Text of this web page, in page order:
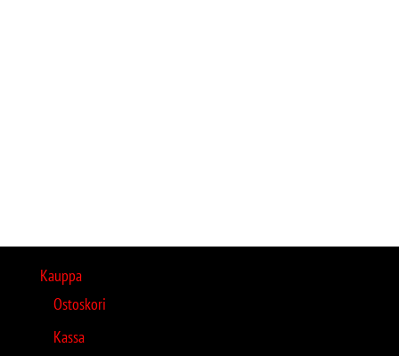
Kauppa
Ostoskori
Kassa